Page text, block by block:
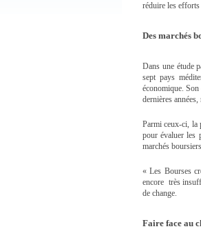
réduire les efforts
Des marchés
Dans une étude
sept pays
économique. Son
dernières
Parmi ceux-ci, la
pour évaluer les
marchés
« Les Bourses
encore très
de change.
Faire face au